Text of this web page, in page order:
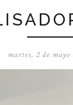
martes, 2 de mayo